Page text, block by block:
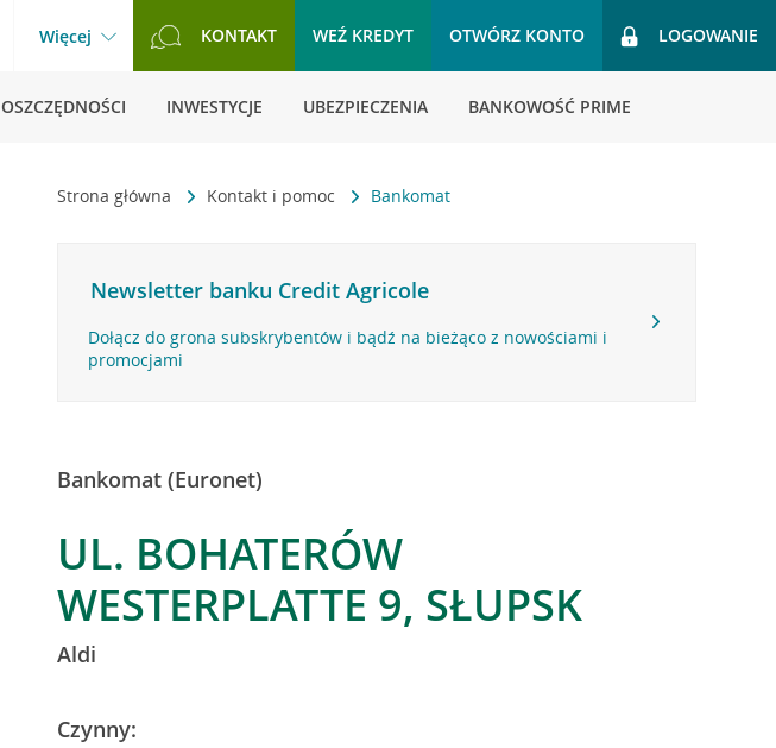
Więcej KONTAKT WEŹ KREDYT OTWÓRZ KONTO LOGOWANIE
OSZCZĘDNOŚCI INWESTYCJE UBEZPIECZENIA BANKOWOŚĆ PRIME
Strona główna Kontakt i pomoc Bankomat
Newsletter banku Credit Agricole
Dołącz do grona subskrybentów i bądź na bieżąco z nowościami i
promocjami
Bankomat (Euronet)
UL. BOHATERÓW
WESTERPLATTE 9, SŁUPSK
Aldi
Czynny: